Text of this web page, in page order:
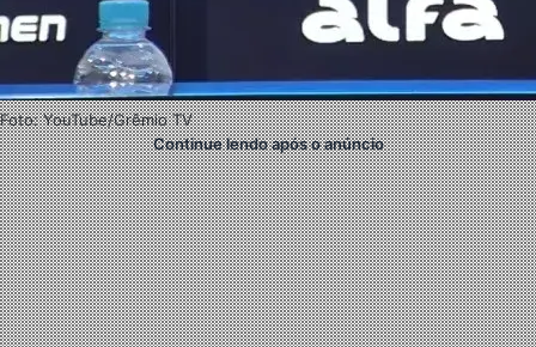
Foto: YouTube/Grêmio TV
Continue lendo após o anúncio